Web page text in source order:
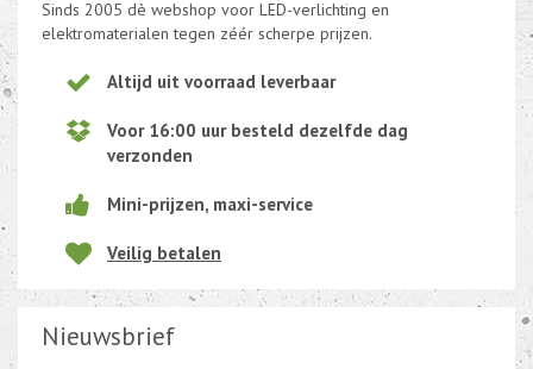
Sinds 2005 dè webshop voor LED-verlichting en
elektromaterialen tegen zéér scherpe prijzen.
Altijd uit voorraad leverbaar
Voor 16:00 uur besteld dezelfde dag
verzonden
Mini-prijzen, maxi-service
Veilig betalen
Nieuwsbrief